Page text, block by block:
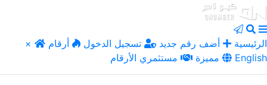
× الرئيسية أضف رقم جديد تسجيل الدخول
أرقام
مميزة
مستثمري الأرقام English